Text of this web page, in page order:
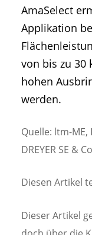
AmaSelect
Applikation
von bis zu
hohen
werden.
Quelle: ltm-ME,
DREYER SE &
Diesen Artikel
Dieser Artikel